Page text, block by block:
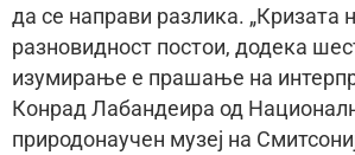
да се направи разлика. „Кризата
разновидност постои, додека
изумирање е прашање на
Конрад Лабандеира од
природонаучен музеј на